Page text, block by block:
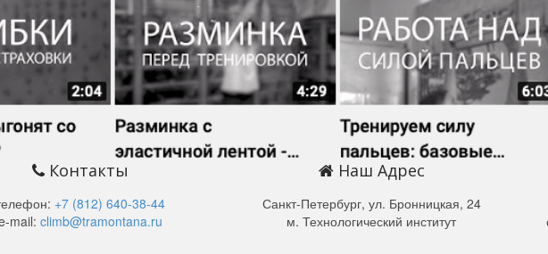
Контакты
+7 (812) 640-38-44
mail: climb@tramontana.ru
Наш Адрес
Санкт-Петербург, ул. Бронницкая, 24
м. Технологический институт